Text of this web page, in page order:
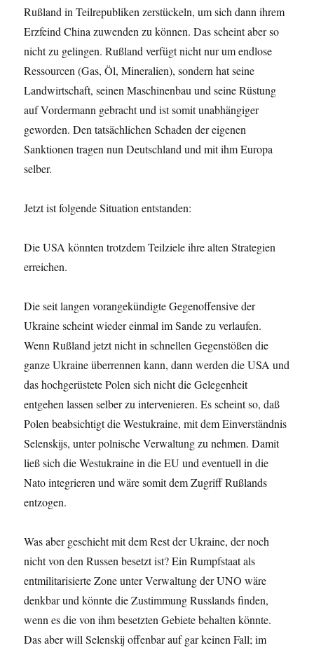
Rußland in Teilrepubliken zerstückeln, um sich dann ihrem
Erzfeind China zuwenden zu können. Das scheint aber so
nicht zu gelingen. Rußland verfügt nicht nur um endlose
Ressourcen (Gas, Öl, Mineralien), sondern hat seine
Landwirtschaft, seinen Maschinenbau und seine Rüstung
auf Vordermann gebracht und ist somit unabhängiger
geworden. Den tatsächlichen Schaden der eigenen
Sanktionen tragen nun Deutschland und mit ihm Europa
selber.
Jetzt ist folgende Situation entstanden:
Die USA könnten trotzdem Teilziele ihre alten Strategien
erreichen.
Die seit langen vorangekündigte Gegenoffensive der
Ukraine scheint wieder einmal im Sande zu verlaufen.
Wenn Rußland jetzt nicht in schnellen Gegenstößen die
ganze Ukraine überrennen kann, dann werden die USA und
das hochgerüstete Polen sich nicht die Gelegenheit
entgehen lassen selber zu intervenieren. Es scheint so, daß
Polen beabsichtigt die Westukraine, mit dem Einverständnis
Selenskijs, unter polnische Verwaltung zu nehmen. Damit
ließ sich die Westukraine in die EU und eventuell in die
Nato integrieren und wäre somit dem Zugriff Rußlands
entzogen.
Was aber geschieht mit dem Rest der Ukraine, der noch
nicht von den Russen besetzt ist? Ein Rumpfstaat als
entmilitarisierte Zone unter Verwaltung der UNO wäre
denkbar und könnte die Zustimmung Russlands finden,
wenn es die von ihm besetzten Gebiete behalten könnte.
Das aber will Selenskij offenbar auf gar keinen Fall; im